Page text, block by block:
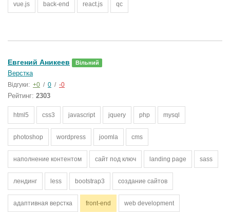
vue.js back-end react.js qc
Евгений Аникеев Вільний
Верстка
Відгуки: +0 / 0 / -0
Рейтинг: 2303
html5 css3 javascript jquery php mysql
photoshop wordpress joomla cms
наполнение контентом сайт под ключ landing page sass
лендинг less bootstrap3 создание сайтов
адаптивная верстка front-end web development